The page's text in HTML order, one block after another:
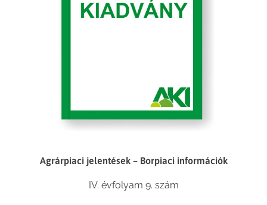
Agrárpiaci jelentések – Borpiaci információk
IV. évfolyam 9. szám